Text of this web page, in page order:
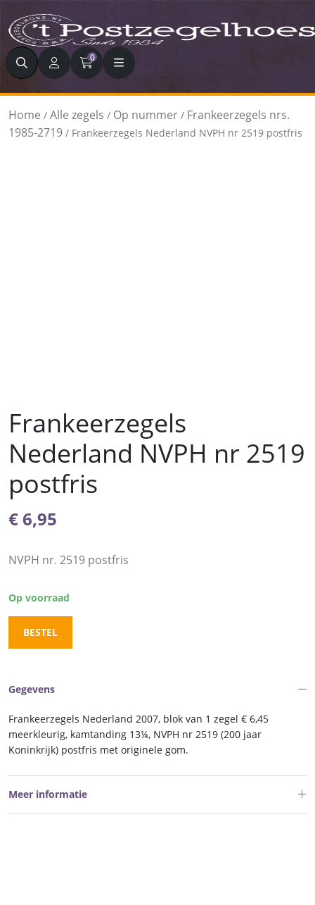
Zoeken 0
Home / Alle zegels / Op nummer / Frankeerzegels nrs.
1985-2719 / Frankeerzegels Nederland NVPH nr 2519 postfris
Frankeerzegels
Nederland NVPH nr 2519
postfris
€6,95
NVPH nr. 2519 postfris
Op voorraad
BESTEL
Gegevens
Frankeerzegels Nederland 2007, blok van 1 zegel € 6,45
meerkleurig, kamtanding 13¼, NVPH nr 2519 (200 jaar
Koninkrijk) postfris met originele gom.
Meer informatie